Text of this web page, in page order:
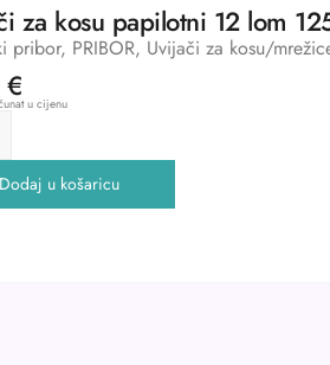
za kosu papilotni 12 lom
pribor, PRIBOR, Uvijači za kosu/
€ u cijenu
Dodaj u košaricu